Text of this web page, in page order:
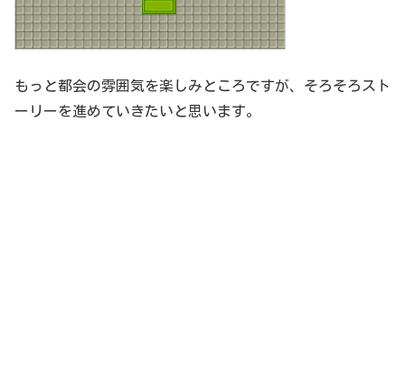
もっと都会の雰囲気を楽しみところですが、そろそろスト
ーリーを進めていきたいと思います。